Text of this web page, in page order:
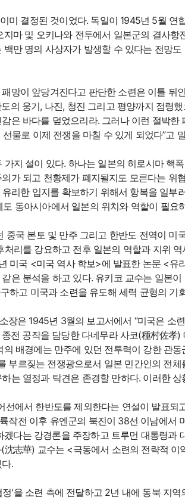
미 결정된 것이었다. 독일이 1945년 5월
마 및 오키나와 전투에서 일본군의 결사
만 명의 사상자가 발생할 수 있다는 전망
망이 앞당겨진다고 판단한 소련은 이틀
의 웅기, 나진, 청진 그리고 평양까지 점령
은 바다를 덮었으리라. 그러나 이런 절박
물로 이제 전쟁을 마칠 수 있게 되었다”고
지 설이 있다. 하나는 일본의 히로시마 핵
가 되고 천황제가 폐지될지도 모른다는 위
리한 입지를 확보하기 위해서 항복을 일부
동아시아에서 일본의 위치와 역할이 필요
국 본토 및 만주 그리고 한반도 전역이
리를 강요하고 전후 일본의 역할과 지위
미국 <미국 역사 학보>에 발표한 논문 <유
은 분석을 하고 있다. 유키코 교수는 일본
하고 미국과 소련을 유도해 세력 균형의 기
은 1945년 3월의 보고서에서 “미국은 소
전 공작을 담당한 다네무라 사코(種村佐
배경에는 만주에 있던 전투력이 강한 관
부르짖는 전쟁광으로서 일본 민간인의 전
는 열정과 탁견은 존경할 만하다. 이러한
에서 한반도를 제외한다는 연설이 발표
작전 이후 유엔군의 북진이 38선 이남에서
다는 강경론을 주장하고 트루먼 대통령과
志華) 교수는 <극동에서 소련의 전략적
.
'을 소련 측에 전달하고 2년 내에 동북 지